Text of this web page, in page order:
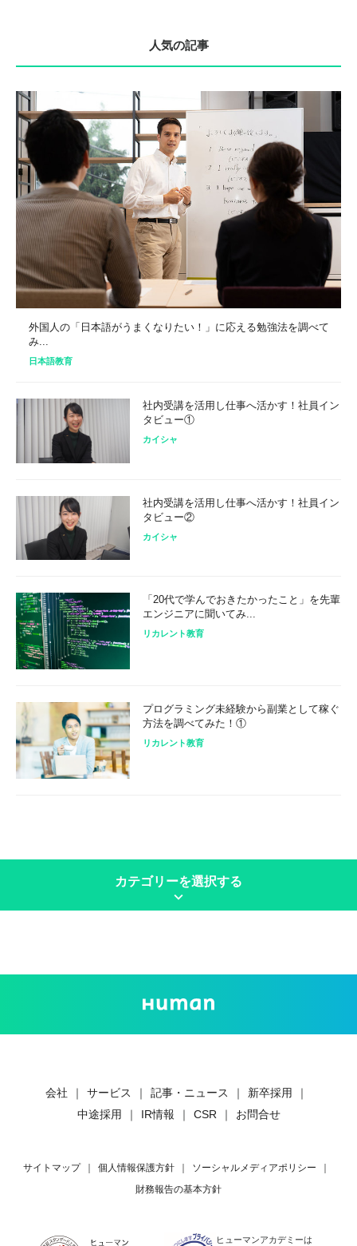
人気の記事
外国人の「日本語がうまくなりたい！」に応える勉強法を調べて
み...
日本語教育
社内受講を活用し仕事へ活かす！社員イン
タビュー①
カイシャ
社内受講を活用し仕事へ活かす！社員イン
タビュー②
カイシャ
「20代で学んでおきたかったこと」を先輩
エンジニアに聞いてみ...
リカレント教育
プログラミング未経験から副業として稼ぐ
方法を調べてみた！①
リカレント教育
カテゴリーを選択する
keyboard_arrow_down
会社 ｜ サービス ｜ 記事・ニュース ｜ 新卒採用
｜
中途採用
｜ IR情報 ｜ CSR ｜ お問合せ
サイトマップ ｜ 個人情報保護方針 ｜ ソーシャルメディアポリシー
｜
財務報告の基本方針
ヒューマンアカデミーは